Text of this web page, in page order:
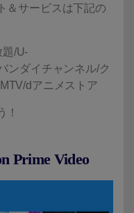
＆サービスは下記の
題/U-
ンダイチャンネル/ク
dアニメストア
！
Prime Video